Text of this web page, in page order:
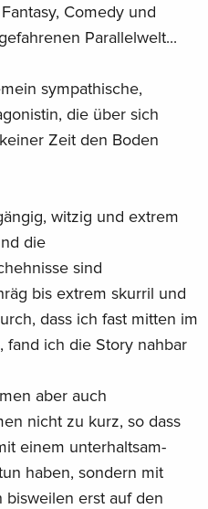
Comedy und
Parallelwelt...
sympathische,
die über sich
Zeit den Boden
witzig und extrem
die
sind
bis extrem skurril und
dass ich fast mitten im
fand ich die Story nahbar
aber auch
nicht zu kurz, so dass
einem unterhaltsam-
haben, sondern mit
bisweilen erst auf den